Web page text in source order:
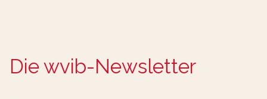
Die wvib-Newsletter